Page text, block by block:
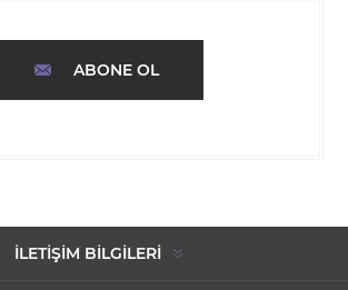
ABONE OL
İLETIŞIM BILGILERI